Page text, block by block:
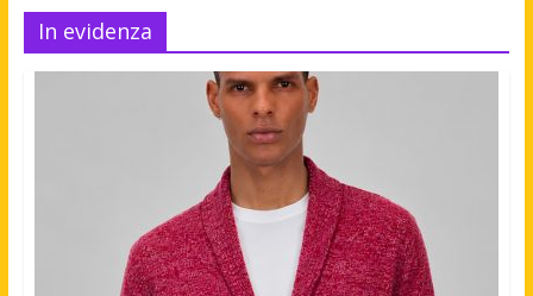
In evidenza